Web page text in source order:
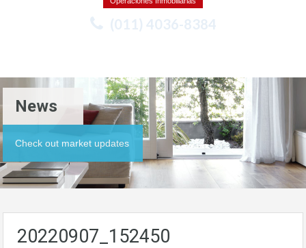
(011) 4036-8384
News
Check out market updates
20220907_152450